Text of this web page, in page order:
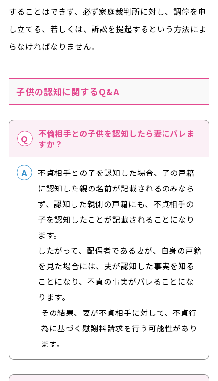
することはできず、必ず家庭裁判所に対し、調停を申
し立てる、若しくは、訴訟を提起するという方法によ
らなければなりません。
子供の認知に関するQ&A
不倫相手との子供を認知したら妻にバレま
すか？
不貞相手との子を認知した場合、子の戸籍
に認知した親の名前が記載されるのみなら
ず、認知した親側の戸籍にも、不貞相手の
子を認知したことが記載されることになり
ます。
したがって、配偶者である妻が、自身の戸籍
を見た場合には、夫が認知した事実を知る
ことになり、不貞の事実がバレることにな
ります。
その結果、妻が不貞相手に対して、不貞行
為に基づく慰謝料請求を行う可能性があり
ます。